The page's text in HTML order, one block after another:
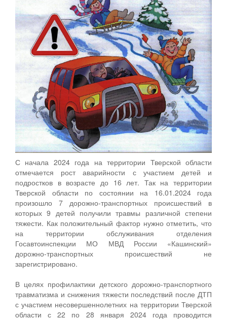
С начала 2024 года на территории Тверской области
отмечается рост аварийности с участием детей и
подростков в возрасте до 16 лет. Так на территории
Тверской области по состоянии на 16.01.2024 года
произошло 7 дорожно-транспортных происшествий в
которых 9 детей получили травмы различной степени
тяжести. Как положительный фактор нужно отметить, что
на территории обслуживания отделения
Госавтоинспекции МО МВД России «Кашинский»
дорожно-транспортных происшествий не
зарегистрировано.
В целях профилактики детского дорожно-транспортного
травматизма и снижения тяжести последствий после ДТП
с участием несовершеннолетних на территории Тверской
области с 22 по 28 января 2024 года проводится